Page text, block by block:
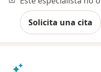
Solicita una cita